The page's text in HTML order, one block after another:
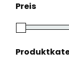
Preis